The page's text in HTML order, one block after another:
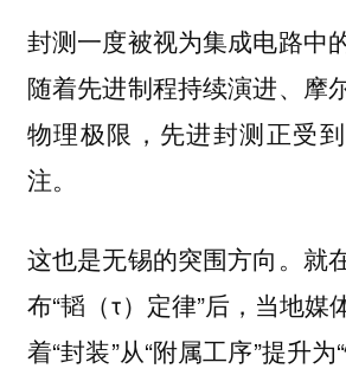
封测一度被视为集成电路中
随着先进制程持续演进、摩
物理极限，先进封测正受
注。
这也是无锡的突围方向。就
布“韬（τ）定律”后，当地媒
着“封装”从“附属工序”提升为